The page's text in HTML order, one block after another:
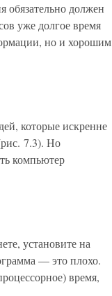
обязательно должен
уже долгое время
но и хорошим
которые искренне
7.3). Но
компьютер
установите на
— это плохо.
время,